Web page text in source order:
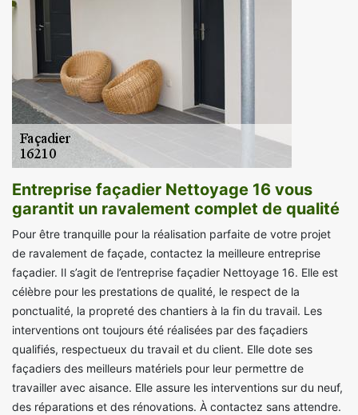
Entreprise façadier Nettoyage 16 vous
garantit un ravalement complet de qualité
Pour être tranquille pour la réalisation parfaite de votre projet
de ravalement de façade, contactez la meilleure entreprise
façadier. Il s’agit de l’entreprise façadier Nettoyage 16. Elle est
célèbre pour les prestations de qualité, le respect de la
ponctualité, la propreté des chantiers à la fin du travail. Les
interventions ont toujours été réalisées par des façadiers
qualifiés, respectueux du travail et du client. Elle dote ses
façadiers des meilleurs matériels pour leur permettre de
travailler avec aisance. Elle assure les interventions sur du neuf,
des réparations et des rénovations. À contactez sans attendre.